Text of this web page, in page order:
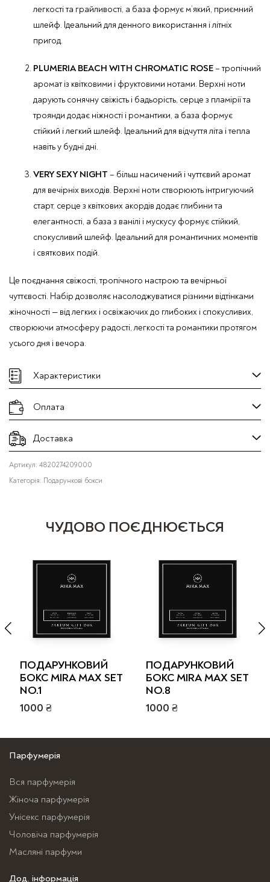
легкості та грайливості, а база формує м’який, приємний
шлейф. Ідеальний для денного використання і літніх
пригод.
PLUMERIA BEACH WITH CHROMATIC ROSE – тропічний
аромат із квітковими і фруктовими нотами. Верхні ноти
дарують сонячну свіжість і бадьорість, серце з пламірії та
троянди додає ніжності і романтики, а база формує
стійкий і легкий шлейф. Ідеальний для відчуття літа і тепла
навіть у будні дні.
VERY SEXY NIGHT – більш насичений і чуттєвий аромат
для вечірніх виходів. Верхні ноти створюють інтригуючий
старт, серце з квіткових акордів додає глибини та
елегантності, а база з ванілі і мускусу формує стійкий,
спокусливий шлейф. Ідеальний для романтичних моментів
і святкових подій.
Це поєднання свіжості, тропічного настрою та вечірньої
чуттєвості. Набір дозволяє насолоджуватися різними відтінками
жіночності — від легких і освіжаючих до глибоких і спокусливих,
створюючи атмосферу радості, легкості та романтики протягом
усього дня і вечора.
Характеристики
Оплата
Доставка
Артикул: 4820274209000
Категорія: Подарункові бокси
ЧУДОВО ПОЄДНЮЄТЬСЯ
ПОДАРУНКОВИЙ
БОКС MIRA MAX SET
NO.1
1000 ₴
ПОДАРУНКОВИЙ
БОКС MIRA MAX SET
NO.8
1000 ₴
Парфумерія
Вся парфумерія
Жіноча парфумерія
Унісекс парфумерія
Чоловіча парфумерія
Масляні парфуми
Дод. інформація